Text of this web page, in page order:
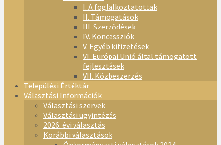
I. A foglalkoztatottak
II. Támogatások
III. Szerződések
IV. Koncessziók
V. Egyéb kifizetések
VI. Európai Unió által támogatott
fejlesztések
VII. Közbeszerzés
Települési Értéktár
Választási Információk
Választási szervek
Választási ügyintézés
2026. évi választás
Korábbi választások